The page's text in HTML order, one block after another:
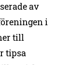
av
i
till
tipsa